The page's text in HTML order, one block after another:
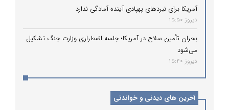
آمریکا برای نبردهای پهپادی آینده آمادگی ندارد
دیروز 15:50
بحران تأمین سلاح در آمریکا؛ جلسه اضطراری وزارت جنگ تشکیل
می‌شود
دیروز 15:40
آخرین های دیدنی و خواندنی